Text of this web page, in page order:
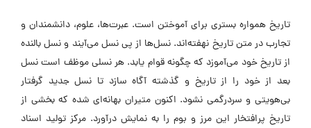
تاریخ همواره بستری برای آموختن است. عبرت‌ها، علوم، دانشمندان و
تجارب در متن تاریخ نهفته‌اند. نسل‌ها از پی نسل می‌آیند و نسل بالنده
از تاریخ خود می‌آموزد که چگونه قوام یابد. هر نسلی موظف است نسل
بعد از خود را از تاریخ و گذشته آگاه سازد تا نسل جدید گرفتار
بی‌هویتی و سردرگمی نشود. اکنون متیران بهانه‌ای شده که بخشی از
تاریخ پرافتخار این مرز و بوم را به نمایش درآورد. مرکز تولید اسناد